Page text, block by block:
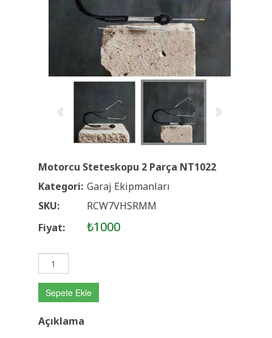
Motorcu Steteskopu 2 Parça NT1022
Kategori: Garaj Ekipmanları
SKU:
RCW7VHSRMM
Fiyat:
₺1000
Sepete Ekle
Açıklama